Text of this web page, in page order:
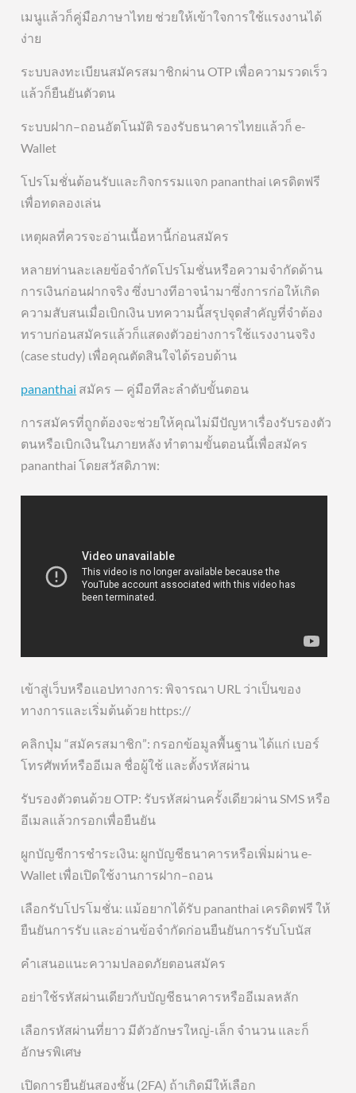
เมนูแล้วก็คู่มือภาษาไทย ช่วยให้เข้าใจการใช้แรงงานได้
ง่าย
ระบบลงทะเบียนสมัครสมาชิกผ่าน OTP เพื่อความรวดเร็ว
แล้วก็ยืนยันตัวตน
ระบบฝาก–ถอนอัตโนมัติ รองรับธนาคารไทยแล้วก็ e-
Wallet
โปรโมชั่นต้อนรับและกิจกรรมแจก pananthai เครดิตฟรี
เพื่อทดลองเล่น
เหตุผลที่ควรจะอ่านเนื้อหานี้ก่อนสมัคร
หลายท่านละเลยข้อจำกัดโปรโมชั่นหรือความจำกัดด้าน
การเงินก่อนฝากจริง ซึ่งบางทีอาจนำมาซึ่งการก่อให้เกิด
ความสับสนเมื่อเบิกเงิน บทความนี้สรุปจุดสำคัญที่จำต้อง
ทราบก่อนสมัครแล้วก็แสดงตัวอย่างการใช้แรงงานจริง
(case study) เพื่อคุณตัดสินใจได้รอบด้าน
pananthai สมัคร — คู่มือทีละลำดับขั้นตอน
การสมัครที่ถูกต้องจะช่วยให้คุณไม่มีปัญหาเรื่องรับรองตัว
ตนหรือเบิกเงินในภายหลัง ทำตามขั้นตอนนี้เพื่อสมัคร
pananthai โดยสวัสดิภาพ:
เข้าสู่เว็บหรือแอปทางการ: พิจารณา URL ว่าเป็นของ
ทางการและเริ่มต้นด้วย https://
คลิกปุ่ม “สมัครสมาชิก”: กรอกข้อมูลพื้นฐาน ได้แก่ เบอร์
โทรศัพท์หรืออีเมล ชื่อผู้ใช้ และตั้งรหัสผ่าน
รับรองตัวตนด้วย OTP: รับรหัสผ่านครั้งเดียวผ่าน SMS หรือ
อีเมลแล้วกรอกเพื่อยืนยัน
ผูกบัญชีการชำระเงิน: ผูกบัญชีธนาคารหรือเพิ่มผ่าน e-
Wallet เพื่อเปิดใช้งานการฝาก–ถอน
เลือกรับโปรโมชั่น: แม้อยากได้รับ pananthai เครดิตฟรี ให้
ยืนยันการรับ และอ่านข้อจำกัดก่อนยืนยันการรับโบนัส
คำเสนอแนะความปลอดภัยตอนสมัคร
อย่าใช้รหัสผ่านเดียวกับบัญชีธนาคารหรืออีเมลหลัก
เลือกรหัสผ่านที่ยาว มีตัวอักษรใหญ่-เล็ก จำนวน และก็
อักษรพิเศษ
เปิดการยืนยันสองชั้น (2FA) ถ้าเกิดมีให้เลือก